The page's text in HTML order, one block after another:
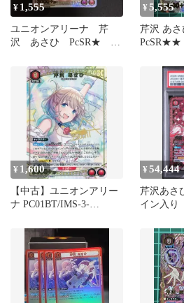
¥ 1,555
ユニオンアリーナ 芹
沢 あさひ PcSR★ パ
¥5,555
芹沢 あ
PcSR★★
¥ 1,600
【中古】ユニオンアリー
ナ PC01BT/IMS-3-
あさひ(アイドル金箔押し
サイン入り)
¥54,444
芹沢あさ
イン入り